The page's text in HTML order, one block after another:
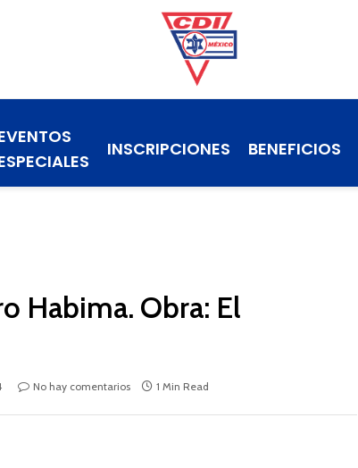
INSCRIPCIONES BENEFICIOS
Habima. Obra: El
No hay comentarios 1 Min Read